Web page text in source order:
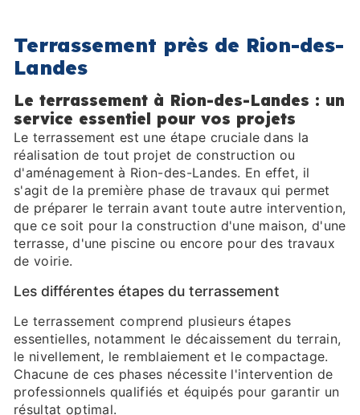
Terrassement près de Rion-des-
Landes
Le terrassement à Rion-des-Landes : un
service essentiel pour vos projets
Le terrassement est une étape cruciale dans la
réalisation de tout projet de construction ou
d'aménagement à Rion-des-Landes. En effet, il
s'agit de la première phase de travaux qui permet
de préparer le terrain avant toute autre intervention,
que ce soit pour la construction d'une maison, d'une
terrasse, d'une piscine ou encore pour des travaux
de voirie.
Les différentes étapes du terrassement
Le terrassement comprend plusieurs étapes
essentielles, notamment le décaissement du terrain,
le nivellement, le remblaiement et le compactage.
Chacune de ces phases nécessite l'intervention de
professionnels qualifiés et équipés pour garantir un
résultat optimal.